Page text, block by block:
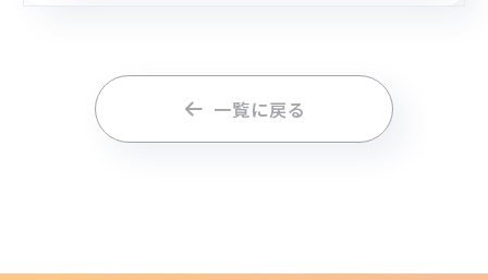
一覧に戻る